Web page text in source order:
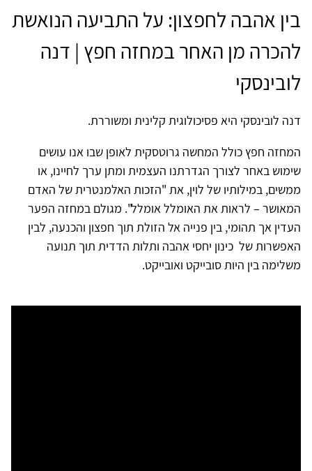
בין אהבה לחפצון: על התביעה הנואשת
להכרה מן האחר במחזה חפץ | דנה
לובינסקי
דנה לובינסקי היא פסיכולוגית קלינית ומשוררת.
המחזה חפץ כולל המחשה גרוטסקית לאופן שבו אנו עושים
שימוש באחר לצורך הגדרתנו העצמית ומתן ערך לחיינו, או
ממשים, במילותיו של לוין, את "הזכות האלמנטרית של האדם
המאושר – לראות את האומלל אומלל". מגולם במחזה הפער
העדין אך תהומי, בין פנייה אל הזולת תוך חפצון והכנעה, לבין
האפשרות של כינון יחסי אהבה ותלות הדדית תוך תנועה
משלימה בין היות סובייקט ואובייקט.